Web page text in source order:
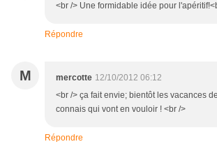
<br /> Une formidable idée pour
Répondre
M mercotte 12/10/2012 06:12
<br /> ça fait envie; bientôt les vacances
connais qui vont en vouloir ! <br />
Répondre